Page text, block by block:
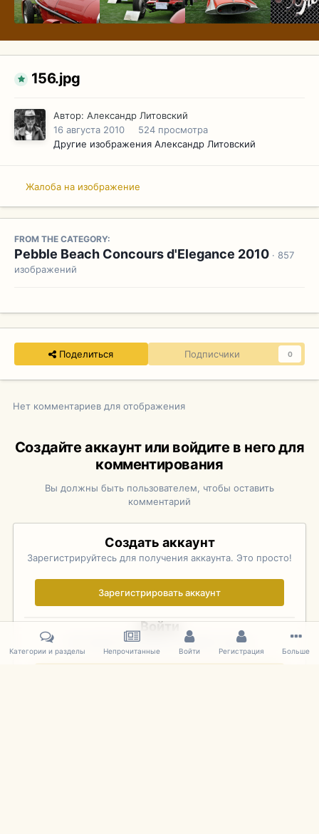
156.jpg
Автор: Александр Литовский
16 августа 2010
524 просмотра
Другие изображения Александр Литовский
Жалоба на изображение
FROM THE CATEGORY:
Pebble Beach Concours d'Elegance 2010 · 857
изображений
Поделиться Подписчики 0
Нет комментариев для отображения
Создайте аккаунт или войдите в него для
комментирования
Вы должны быть пользователем, чтобы оставить
комментарий
Создать аккаунт
Зарегистрируйтесь для получения аккаунта. Это просто!
Зарегистрировать аккаунт
Войти
Уже зарегистрированы? Войдите здесь.
Категории и разделы Непрочитанные Войти Регистрация Больше